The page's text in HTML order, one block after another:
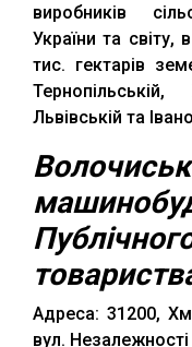
виробників
України та світу,
тис. гектарів
Тернопільській,
Львівській та
Адреса: 31200,
вул. Незалежності